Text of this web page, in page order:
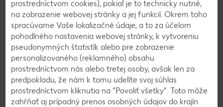
2
Na panvici zohrejeme 2/3 oleja a najprv na ňom
prudko opečieme baklažán a cuketu. Pridáme
papriku, cibuľu a cesnak a krátko orestujeme.
Osolíme a okoreníme a odložíme bokom.
prostredníctvom cookies), pokiaľ je to technicky nutné,
na zobrazenie webovej stránky a jej funkcií. Okrem toho
spracúvame Vaše lokalizačné údaje, a to za účelom
pohodlného nastavenia webovej stránky, k vytvoreniu
pseudonymných štatistík alebo pre zobrazenie
personalizovaného (reklamného) obsahu
prostredníctvom nás alebo tretej osoby, avšak len za
predpokladu, že nám k tomu udelíte svoj súhlas
prostredníctvom kliknutia na “Povoliť všetky”. Toto môže
zahŕňať aj prípadný prenos osobných údajov do krajín